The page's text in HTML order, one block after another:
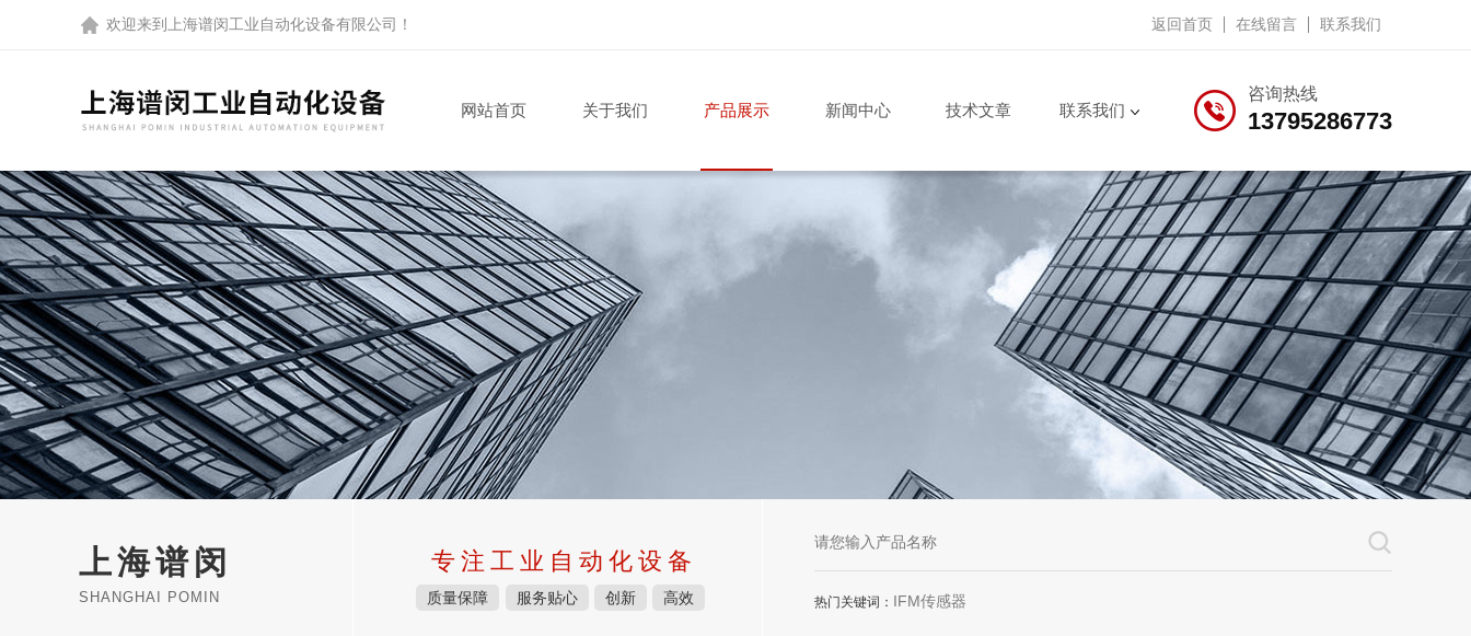
欢迎来到 上海谱闵工业自动化设备有限公司 ！ 返回首页 在线留言 联系我们
咨询热线
13795286773
网站首页 关于我们 产品展示 新闻中心 技术文章 联系我们
上海谱闵
SHANGHAI POMIN
专注工业自动化设备
质量保障 服务贴心 创新 高效 热门关键词： IFM传感器